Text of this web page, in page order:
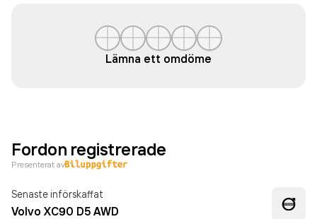
Lämna ett omdöme
Fordon registrerade
Presenterat av
Senaste införskaffat
Volvo XC90 D5 AWD